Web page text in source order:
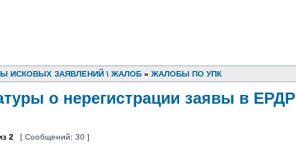
ИСКОВЫХ ЗАЯВЛЕНИЙ \ ЖАЛОБ » ЖАЛОБЫ ПО УПК
о нерегистрации заявы в ЕРДР
2 [ Сообщений: 30 ]